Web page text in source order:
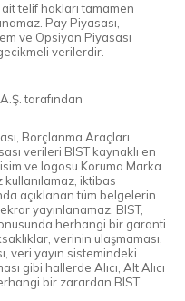
telif hakları tamamen
Pay Piyasası,
ve Opsiyon Piyasası
verilerdir.
tarafından
Borçlanma Araçları
verileri BIST kaynaklı en
ve logosu Koruma Marka
iktibas
açıklanan tüm belgelerin
yayınlanamaz. BIST,
herhangi bir garanti
verinin ulaşmaması,
veri yayın sistemindeki
gibi hallerde Alıcı, Alt Alıcı
bir zarardan BIST